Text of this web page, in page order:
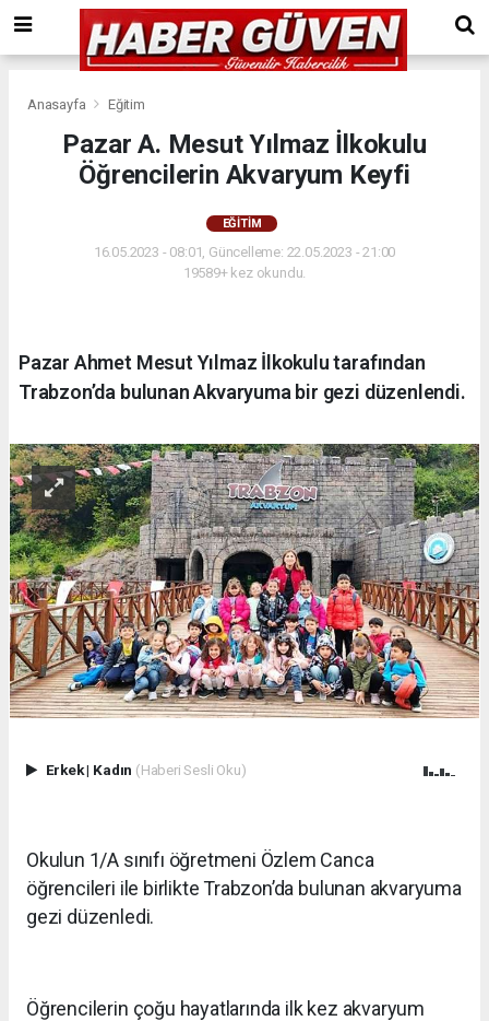
Anasayfa Eğitim
Pazar A. Mesut Yılmaz İlkokulu
Öğrencilerin Akvaryum Keyfi
EĞITIM
16.05.2023 - 08:01, Güncelleme: 22.05.2023 - 21:00
19589+ kez okundu.
Pazar Ahmet Mesut Yılmaz İlkokulu tarafından
Trabzon’da bulunan Akvaryuma bir gezi düzenlendi.
Erkek| Kadın (Haberi Sesli Oku)
Okulun 1/A sınıfı öğretmeni Özlem Canca
öğrencileri ile birlikte Trabzon’da bulunan akvaryuma
gezi düzenledi.
Öğrencilerin çoğu hayatlarında ilk kez akvaryum